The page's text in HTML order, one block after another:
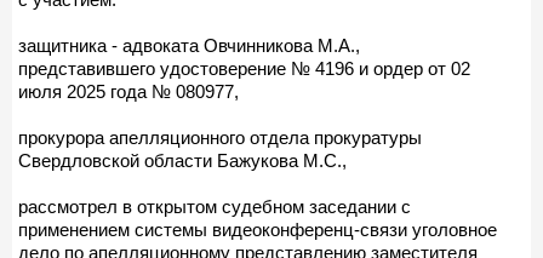
защитника - адвоката Овчинникова М.А.,
представившего удостоверение № 4196 и ордер от 02
июля 2025 года № 080977,
прокурора апелляционного отдела прокуратуры
Свердловской области Бажукова М.С.,
рассмотрел в открытом судебном заседании с
применением системы видеоконференц-связи уголовное
дело по апелляционному представлению заместителя